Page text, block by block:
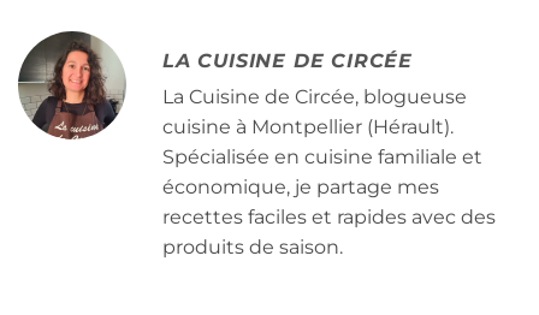
LA CUISINE DE CIRCÉE
La Cuisine de Circée, blogueuse
cuisine à Montpellier (Hérault).
Spécialisée en cuisine familiale et
économique, je partage mes
recettes faciles et rapides avec des
produits de saison.